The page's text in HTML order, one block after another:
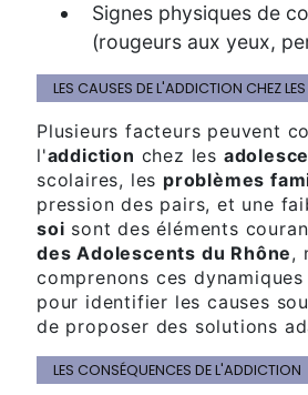
Signes physiques de
(rougeurs aux yeux,
LES CAUSES DE L'ADDICTION CHEZ
Plusieurs facteurs peuvent contribuer à
l'addiction chez les
scolaires, les problèmes
pression des pairs, et une
soi sont des éléments
des Adolescents du Rhône,
comprenons ces
pour identifier les causes
de proposer des solutions
LES CONSÉQUENCES DE L'ADDICTION